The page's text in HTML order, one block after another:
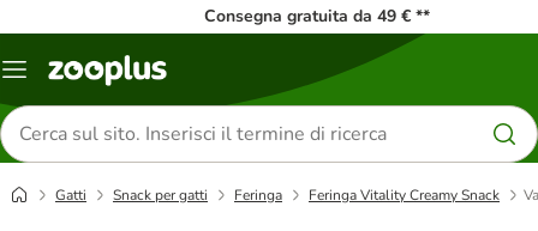
Consegna gratuita da 49 € **
Overview
Cerca
prodotti
Gatti Snack per gatti Feringa Feringa Vitality Creamy Snack